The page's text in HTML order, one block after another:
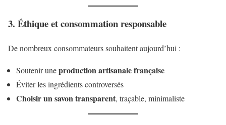
3. Éthique et consommation responsable
De nombreux consommateurs souhaitent aujourd’hui :
Soutenir uneproduction artisanale française
Éviter les ingrédients controversés
Choisir un savon transparent, traçable, minimaliste